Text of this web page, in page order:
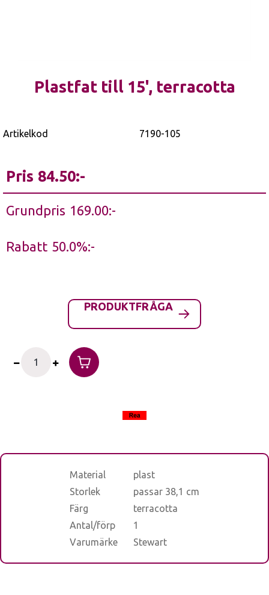
Plastfat till 15', terracotta
Artikelkod 7190-105
Pris 84.50
Grundpris 169.00
Rabatt 50.0%
PRODUKTFRÅGA
Material
plast
Storlek
passar 38,1 cm
Färg
terracotta
Antal/förp
1
Varumärke
Stewart